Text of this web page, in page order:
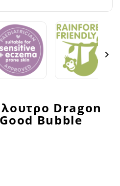

Dragon
Bubble